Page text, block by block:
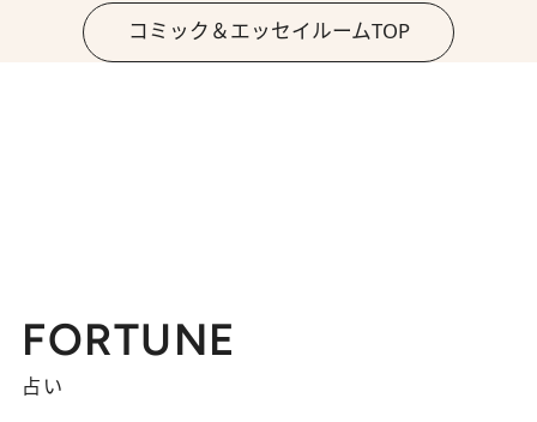
コミック＆エッセイルームTOP
FORTUNE
占い